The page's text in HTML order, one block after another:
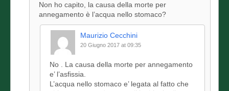
Non ho capito, la causa della morte per
annegamento è l’acqua nello stomaco?
Maurizio Cecchini
20 Giugno 2017 at 09:35
No . La causa della morte per annegamento
e’ l’asfissia.
L’acqua nello stomaco e’ legata al fatto che